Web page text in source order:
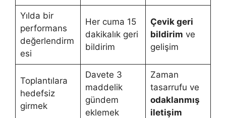
Yılda bir
performans
değerlendirm
esi
Her cuma 15
dakikalık geri
bildirim
Çevik geri
bildirim ve
gelişim
Toplantılara
hedefsiz
girmek
Davete 3
maddelik
gündem
eklemek
Zaman
tasarrufu ve
odaklanmış
iletişim